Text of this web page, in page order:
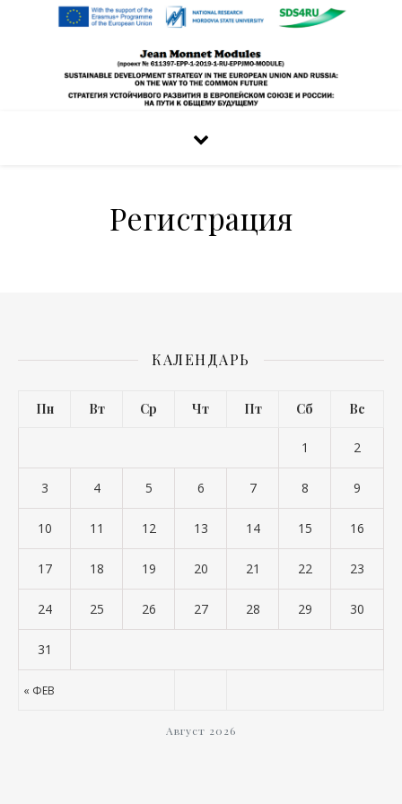
Регистрация
КАЛЕНДАРЬ
Август 2026
Пн Вт Ср Чт Пт Сб Вс
« ФЕВ
1 2
3 4 5 6 7 8 9
10 11 12 13 14 15 16
17 18 19 20 21 22 23
24 25 26 27 28 29 30
31